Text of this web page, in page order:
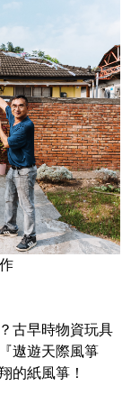
古早時物資玩具
遨遊天際風箏
的紙風箏！